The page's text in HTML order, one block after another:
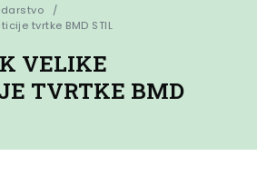
tvrtke BMD STIL
VELIKE
TVRTKE BMD